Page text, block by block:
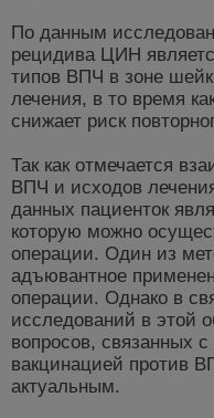
По данным
рецидива ЦИН
типов ВПЧ в зоне
лечения, в то время
снижает риск
Так как отмечается
ВПЧ и исходов
данных пациенток
которую можно
операции. Один из
адъювантное
операции. Однако в
исследований в этой
вопросов, связанных
вакцинацией против
актуальным.